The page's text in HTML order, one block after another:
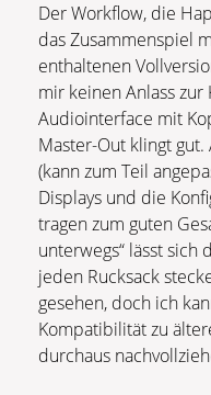
Der Workflow, die
das Zusammenspiel
enthaltenen
mir keinen Anlass
Audiointerface mit
Master-Out klingt
(kann zum Teil
Displays und die
tragen zum guten
unterwegs“ lässt
jeden Rucksack
gesehen, doch ich
Kompatibilität zu
durchaus